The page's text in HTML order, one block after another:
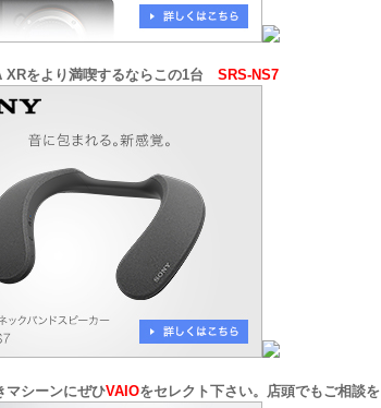
XRをより満喫するならこの1台 SRS-NS7
マシーンにぜひVAIOをセレクト下さい。店頭でもご相談を